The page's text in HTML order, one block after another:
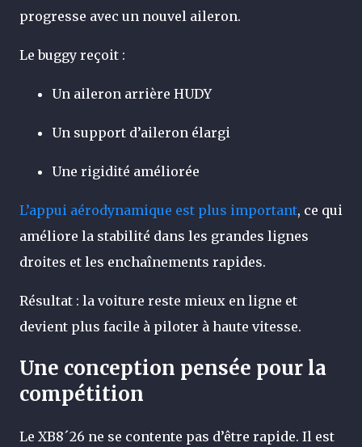
progresse avec un nouvel aileron.
Le buggy reçoit :
Un aileron arrière HUDY
Un support d’aileron élargi
Une rigidité améliorée
L’appui aérodynamique est plus important, ce qui
améliore la stabilité dans les grandes lignes
droites et les enchaînements rapides.
Résultat : la voiture reste mieux en ligne et
devient plus facile à piloter à haute vitesse.
Une conception pensée pour la
compétition
Le XB8´26 ne se contente pas d’être rapide. Il est